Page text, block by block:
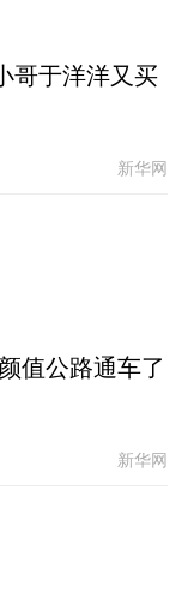
哥于洋洋又买
新华网
值公路通车了
新华网